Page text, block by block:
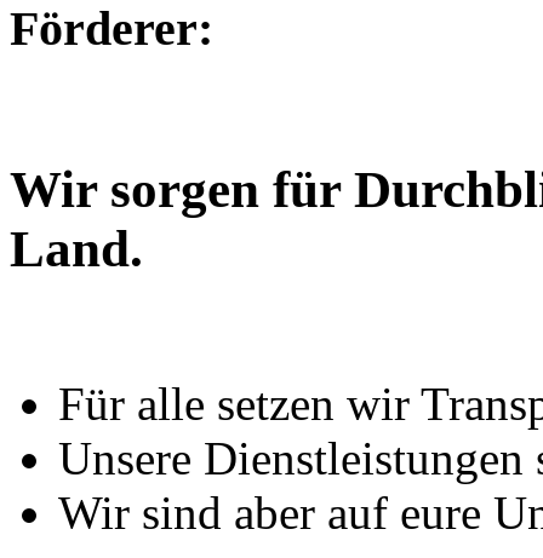
Förderer:
Wir sorgen für
Land.
Für alle setzen wir
Unsere Dienstleistungen
Wir sind aber auf eure